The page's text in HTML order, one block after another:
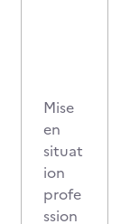
Mise
en
situat
ion
profe
ssion